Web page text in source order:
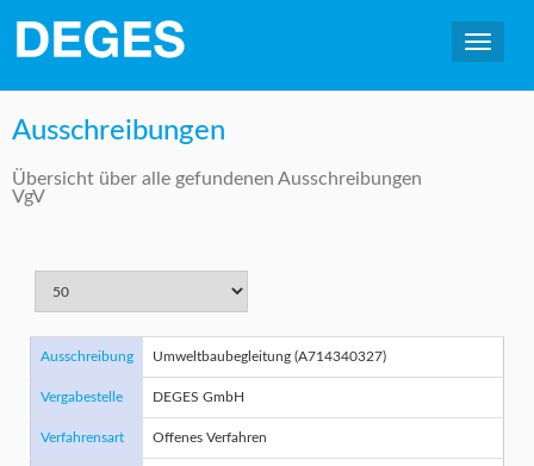
Ausschreibungen
Übersicht über alle gefundenen Ausschreibungen
VgV
Ausschreibung Umweltbaubegleitung (A714340327)
Vergabestelle DEGES GmbH
Verfahrensart Offenes Verfahren